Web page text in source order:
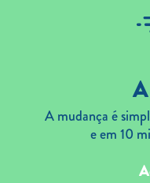
A mudança é
e em 10